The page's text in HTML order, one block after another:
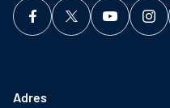
Adres